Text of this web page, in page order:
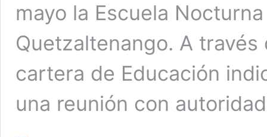
mayo la Escuela
Quetzaltenango. A
cartera de Educación
una reunión con